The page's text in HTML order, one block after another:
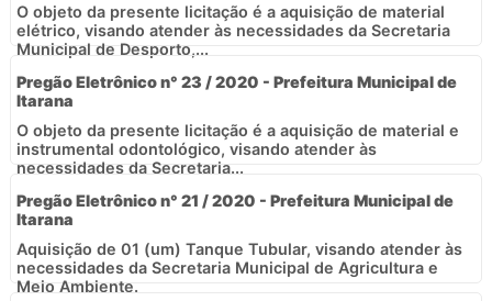
O objeto da presente licitação é a aquisição de material
elétrico, visando atender às necessidades da Secretaria
Municipal de Desporto,...
Pregão Eletrônico n° 23 / 2020 - Prefeitura Municipal de
Itarana
O objeto da presente licitação é a aquisição de material e
instrumental odontológico, visando atender às
necessidades da Secretaria...
Pregão Eletrônico n° 21 / 2020 - Prefeitura Municipal de
Itarana
Aquisição de 01 (um) Tanque Tubular, visando atender às
necessidades da Secretaria Municipal de Agricultura e
Meio Ambiente.